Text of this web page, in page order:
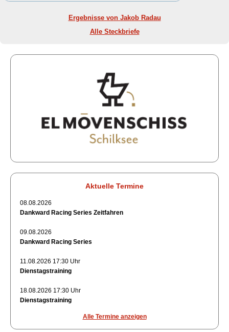
Ergebnisse von Jakob Radau
Alle Steckbriefe
Aktuelle Termine
08.08.2026
Dankward Racing Series Zeitfahren
09.08.2026
Dankward Racing Series
11.08.2026 17:30 Uhr
Dienstagstraining
18.08.2026 17:30 Uhr
Dienstagstraining
Alle Termine anzeigen